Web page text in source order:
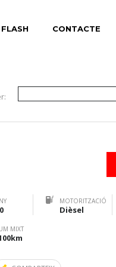
CONTACTE
MOTORITZACIÓ
Dièsel
MIXT